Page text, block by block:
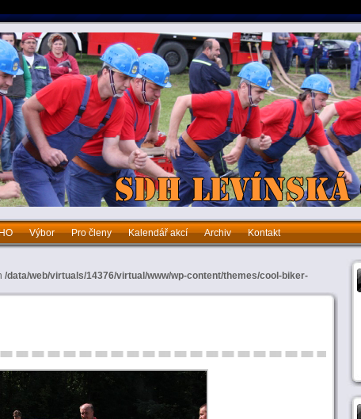
Výbor Pro členy Kalendář akcí Archiv Kontakt
/data/web/virtuals/14376/virtual/www/wp-content/themes/cool-biker-